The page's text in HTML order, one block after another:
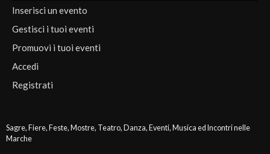
Inserisci un evento
Gestisci i tuoi eventi
Promuovi i tuoi eventi
Accedi
Registrati
Sagre, Fiere, Feste, Mostre, Teatro, Danza, Eventi, Musica ed Incontri nelle
Marche